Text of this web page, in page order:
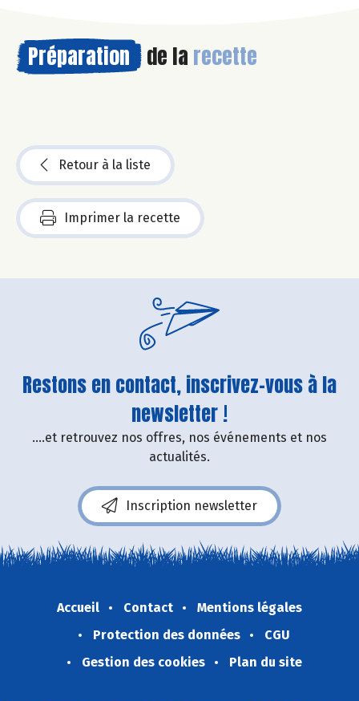
Préparation de la recette
Retour à la liste
Imprimer la recette
Restons en contact, inscrivez-vous à la
newsletter !
....et retrouvez nos offres, nos événements et nos
actualités.
Inscription newsletter
Accueil Contact
Mentions légales
Protection des données
CGU
Gestion des cookies
Plan du site